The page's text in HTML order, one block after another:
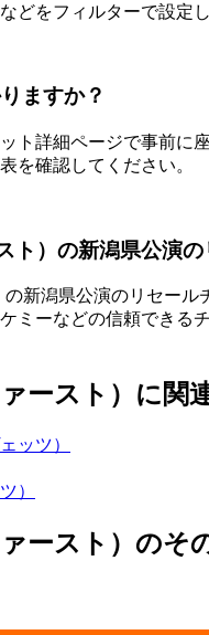
どをフィルターで設定
ますか？
ト詳細ページで事前に
を確認してください。
ト）の新潟県公演
新潟県公演のリセー
ミーなどの信頼でき
ースト）に関
ッツ）
）
ースト）のそ